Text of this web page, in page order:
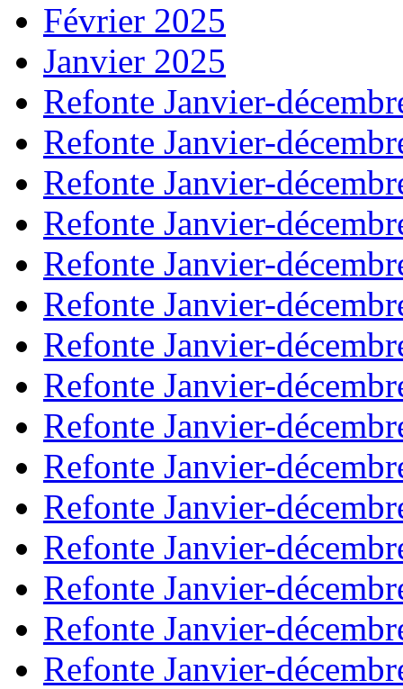
Février 2025
Janvier 2025
Refonte Janvier-
Refonte Janvier-
Refonte Janvier-
Refonte Janvier-
Refonte Janvier-
Refonte Janvier-
Refonte Janvier-
Refonte Janvier-
Refonte Janvier-
Refonte Janvier-
Refonte Janvier-
Refonte Janvier-
Refonte Janvier-
Refonte Janvier-
Refonte Janvier-